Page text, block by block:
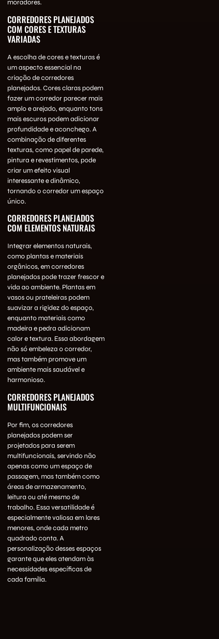
moradores.
CORREDORES PLANEJADOS
COM CORES E TEXTURAS
VARIADAS
A escolha de cores e texturas é
um aspecto essencial na
criação de corredores
planejados. Cores claras podem
fazer um corredor parecer mais
amplo e arejado, enquanto tons
mais escuros podem adicionar
profundidade e aconchego. A
combinação de diferentes
texturas, como papel de parede,
pintura e revestimentos, pode
criar um efeito visual
interessante e dinâmico,
tornando o corredor um espaço
único.
CORREDORES PLANEJADOS
COM ELEMENTOS NATURAIS
Integrar elementos naturais,
como plantas e materiais
orgânicos, em corredores
planejados pode trazer frescor e
vida ao ambiente. Plantas em
vasos ou prateleiras podem
suavizar a rigidez do espaço,
enquanto materiais como
madeira e pedra adicionam
calor e textura. Essa abordagem
não só embeleza o corredor,
mas também promove um
ambiente mais saudável e
harmonioso.
CORREDORES PLANEJADOS
MULTIFUNCIONAIS
Por fim, os corredores
planejados podem ser
projetados para serem
multifuncionais, servindo não
apenas como um espaço de
passagem, mas também como
áreas de armazenamento,
leitura ou até mesmo de
trabalho. Essa versatilidade é
especialmente valiosa em lares
menores, onde cada metro
quadrado conta. A
personalização desses espaços
garante que eles atendam às
necessidades específicas de
cada família.